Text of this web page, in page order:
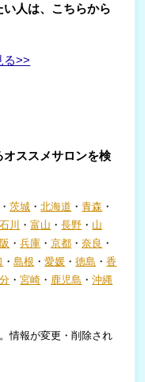
人は、こちらから
る>>
ススメサロンを検
・茨城 ・北海道 ・青森 ・
石川 ・富山 ・長野 ・ 山
・兵庫 ・京都 ・奈良 ・
・島根 ・愛媛 ・徳島 ・香
・宮崎 ・ 鹿児島 ・沖縄
情報が変更・削除され